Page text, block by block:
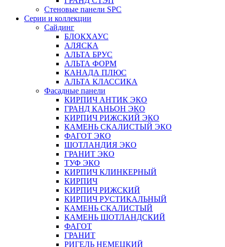
Стеновые панели SPC
Серии и коллекции
Сайдинг
БЛОКХАУС
АЛЯСКА
АЛЬТА БРУС
АЛЬТА ФОРМ
КАНАДА ПЛЮС
АЛЬТА КЛАССИКА
Фасадные панели
КИРПИЧ АНТИК ЭКО
ГРАНД КАНЬОН ЭКО
КИРПИЧ РИЖСКИЙ ЭКО
КАМЕНЬ СКАЛИСТЫЙ ЭКО
ФАГОТ ЭКО
ШОТЛАНДИЯ ЭКО
ГРАНИТ ЭКО
ТУФ ЭКО
КИРПИЧ КЛИНКЕРНЫЙ
КИРПИЧ
КИРПИЧ РИЖСКИЙ
КИРПИЧ РУСТИКАЛЬНЫЙ
КАМЕНЬ СКАЛИСТЫЙ
КАМЕНЬ ШОТЛАНДСКИЙ
ФАГОТ
ГРАНИТ
РИГЕЛЬ НЕМЕЦКИЙ